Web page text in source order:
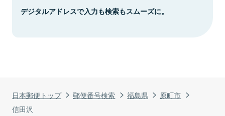
日本郵便トップ 郵便番号検索 福島県
原町市
信田沢
デジタルアドレスで入力も検索もスムーズに。